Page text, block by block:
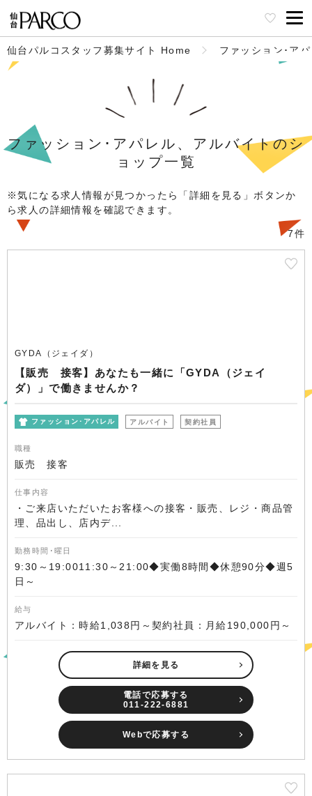
仙台パルコスタッフ募集サイト Home ファッション･ア
ファッション･アパレル、アルバイトのシ
ョップ一覧
※気になる求人情報が見つかったら「詳細を見る」ボタンか
ら求人の詳細情報を確認できます。
7件
GYDA（ジェイダ）
【販売 接客】あなたも一緒に「GYDA（ジェイ
ダ）」で働きませんか？
ファッション･アパレル アルバイト 契約社員
職種
販売 接客
仕事内容
・ご来店いただいたお客様への接客・販売、レジ・商品管
理、品出し、店内デ...
勤務時間･曜日
9:30～19:0011:30～21:00◆実働8時間◆休憩90分◆週5
日～
給与
アルバイト：時給1,038円～契約社員：月給190,000円～
詳細を見る
電話で応募する
011-222-6881
Webで応募する